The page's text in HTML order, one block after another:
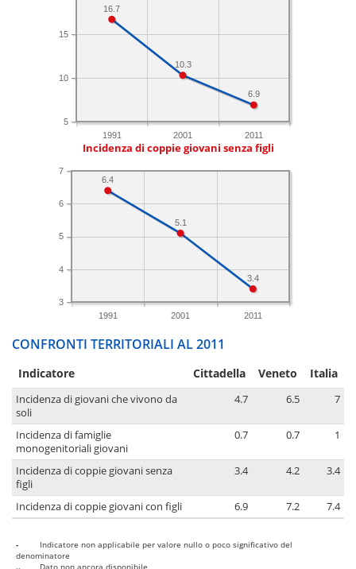
1991 2001 2011
5
10
15
6.9
10.3
16.7
Incidenza di coppie giovani senza figli
1991 2001 2011
3
4
5
6
7
3.4
5.1
6.4
CONFRONTI TERRITORIALI AL 2011
Indicatore Cittadella Veneto Italia
Incidenza di giovani che vivono da
soli
4.7 6.5 7
Incidenza di famiglie
monogenitoriali giovani
0.7 0.7 1
Incidenza di coppie giovani senza
figli
3.4 4.2 3.4
Incidenza di coppie giovani con figli 6.9 7.2 7.4
-
Indicatore non applicabile per valore nullo o poco significativo del
denominatore